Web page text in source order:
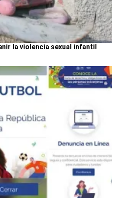
la violencia sexual infantil